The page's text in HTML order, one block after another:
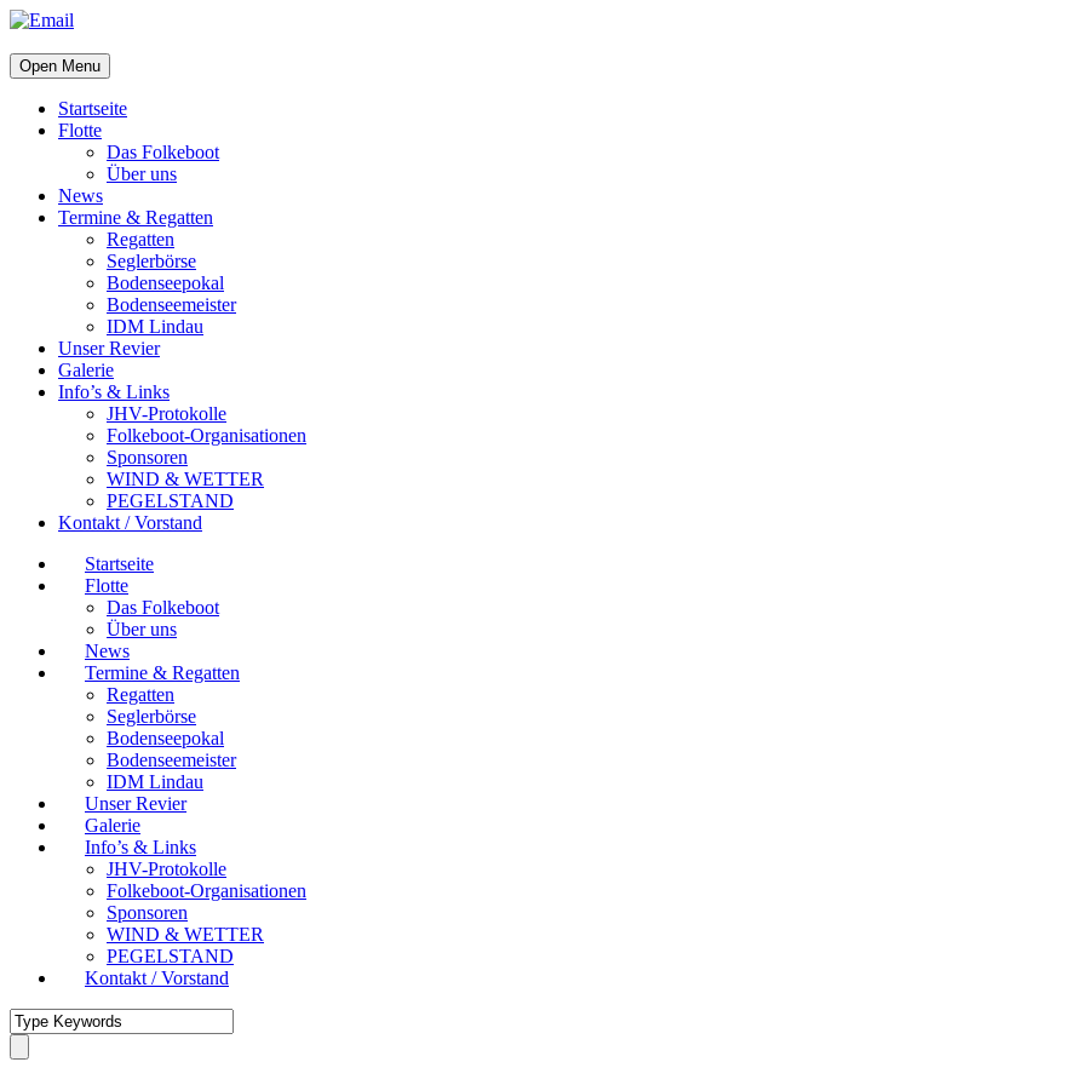
Open Menu
Startseite
Flotte
Das Folkeboot
Über uns
News
Termine & Regatten
Regatten
Seglerbörse
Bodenseepokal
Bodenseemeister
IDM Lindau
Unser Revier
Galerie
Info’s & Links
JHV-Protokolle
Folkeboot-Organisationen
Sponsoren
WIND & WETTER
PEGELSTAND
Kontakt / Vorstand
Startseite
Flotte
Das Folkeboot
Über uns
News
Termine & Regatten
Regatten
Seglerbörse
Bodenseepokal
Bodenseemeister
IDM Lindau
Unser Revier
Galerie
Info’s & Links
JHV-Protokolle
Folkeboot-Organisationen
Sponsoren
WIND & WETTER
PEGELSTAND
Kontakt / Vorstand